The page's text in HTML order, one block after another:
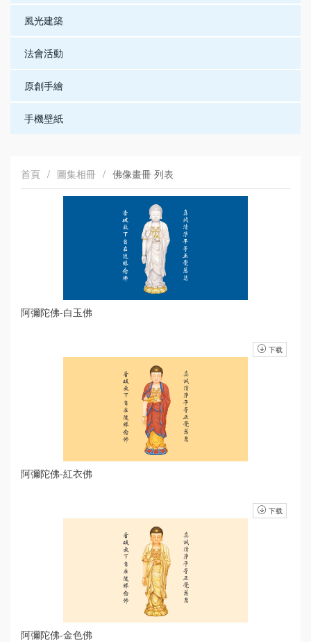
風光建築
法會活動
原創手繪
手機壁紙
首頁 / 圖集相冊 / 佛像畫冊 列表
阿彌陀佛-白玉佛
下载
阿彌陀佛-紅衣佛
下载
阿彌陀佛-金色佛